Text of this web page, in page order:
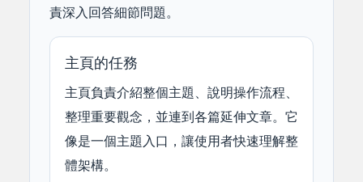
責深入回答細節問題。
主頁的任務
主頁負責介紹整個主題、說明操作流程、
整理重要觀念，並連到各篇延伸文章。它
像是一個主題入口，讓使用者快速理解整
體架構。